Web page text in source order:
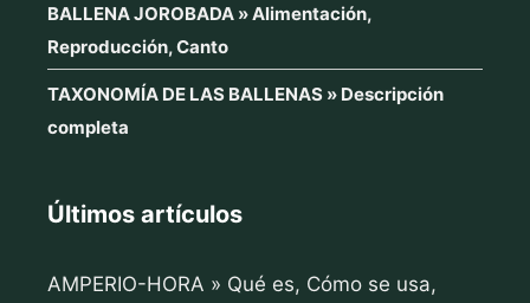
BALLENA JOROBADA » Alimentación,
Reproducción, Canto
TAXONOMÍA DE LAS BALLENAS » Descripción
completa
Últimos artículos
AMPERIO-HORA » Qué es, Cómo se usa,